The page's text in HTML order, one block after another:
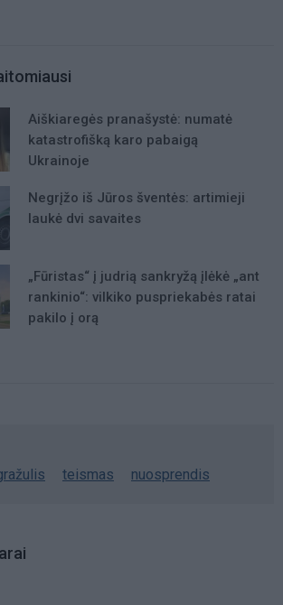
Aiškiaregės pranašystė: numatė
katastrofišką karo pabaigą
Ukrainoje
Negrįžo iš Jūros šventės: artimieji
laukė dvi savaites
„Fūristas“ į judrią sankryžą įlėkė „ant
rankinio“: vilkiko puspriekabės ratai
pakilo į orą
teismas nuosprendis